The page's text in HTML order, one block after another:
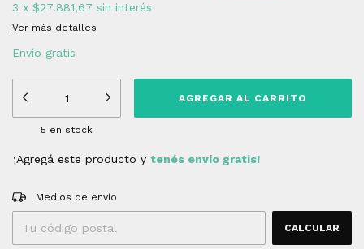
3 x $27.881,67 sin interés
Ver más detalles
Envío gratis
5 en stock
¡Agregá este producto y tenés envío gratis!
Entregas para el CP:
Medios de envío
CALCULAR